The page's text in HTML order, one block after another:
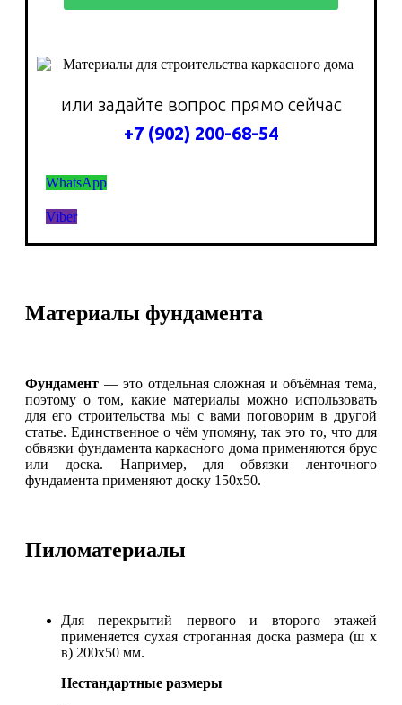
или задайте вопрос прямо сейчас
+7 (902) 200-68-54
WhatsApp
Viber
Материалы фундамента
Фундамент — это отдельная сложная и объёмная тема,
поэтому о том, какие материалы можно использовать
для его строительства мы с вами поговорим в другой
статье. Единственное о чём упомяну, так это то, что для
обвязки фундамента каркасного дома применяются брус
или доска. Например, для обвязки ленточного
фундамента применяют доску 150х50.
Пиломатериалы
Для перекрытий первого и второго этажей
применяется сухая строганная доска размера (ш х
в) 200х50 мм.
Нестандартные размеры